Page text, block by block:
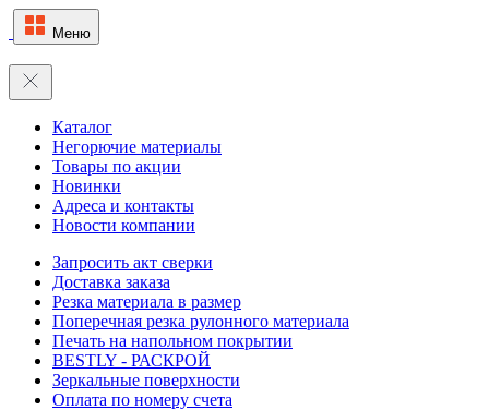
Меню
Каталог
Негорючие материалы
Товары по акции
Новинки
Адреса и контакты
Новости компании
Запросить акт сверки
Доставка заказа
Резка материала в размер
Поперечная резка рулонного материала
Печать на напольном покрытии
BESTLY - РАСКРОЙ
Зеркальные поверхности
Оплата по номеру счета